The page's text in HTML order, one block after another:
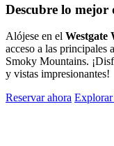
Descubre lo
Alójese en el Westgate
acceso a las
Smoky Mountains.
y vistas impresionantes!
Reservar ahora Explorar